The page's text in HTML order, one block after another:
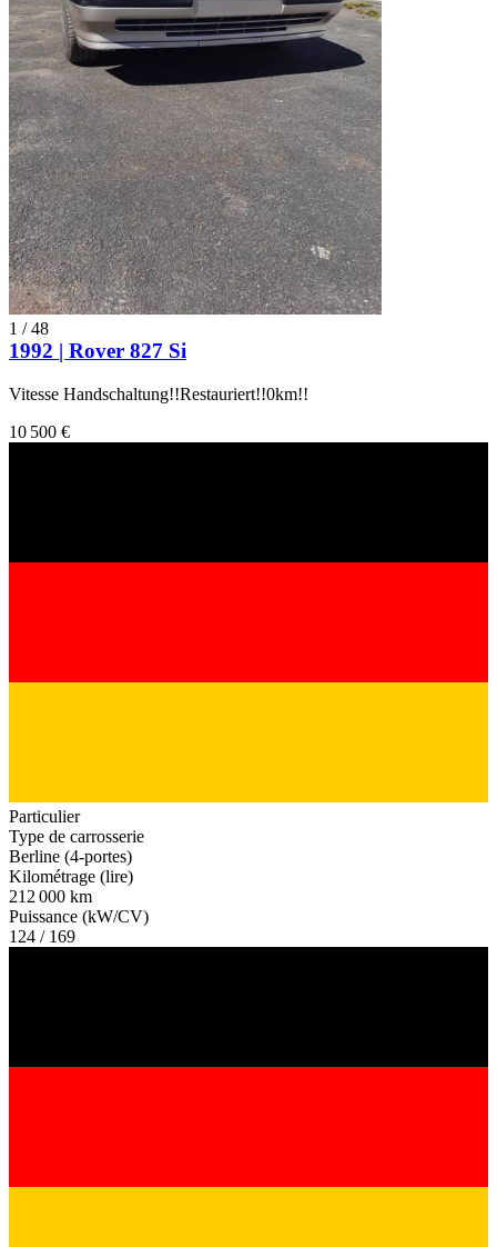
1 /48
1992 | Rover 827 Si
Vitesse Handschaltung!!Restauriert!!0km!!
10 500 €
Particulier
Type de carrosserie
Berline (4-portes)
Kilométrage (lire)
212 000 km
Puissance (kW/CV)
124 / 169